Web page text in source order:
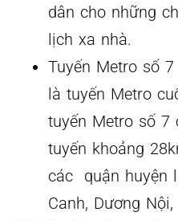
dân cho những
lịch xa nhà.
Tuyến Metro số
là tuyến Metro
tuyến Metro số 7
tuyến khoảng
các quận huyện
Canh, Dương